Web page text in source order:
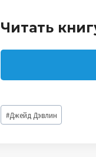
Читать
Метки
записи:
#Джейд Дэвлин